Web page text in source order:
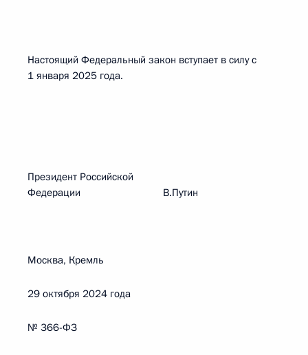
Настоящий Федеральный закон вступает в силу с
1 января 2025 года.
Президент Российской
Федерации В.Путин
Москва, Кремль
29 октября 2024 года
№ 366-ФЗ